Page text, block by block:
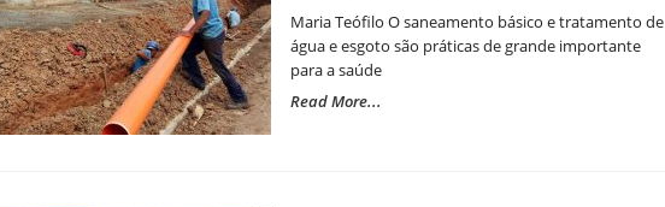
Maria Teófilo O saneamento básico e tratamento de
água e esgoto são práticas de grande importante
para a saúde
Read More...